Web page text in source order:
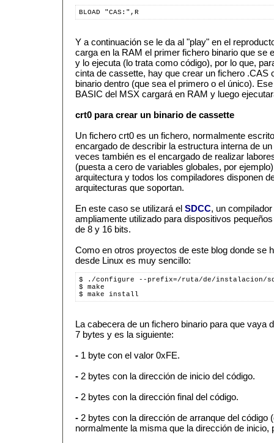
BLOAD "CAS:",R
Y a continuación se le da al "play" en el
carga en la RAM el primer fichero binario que se
y lo ejecuta (lo trata como código), por lo que,
cinta de cassette, hay que crear un fichero .CAS
binario dentro (que sea el primero o el único).
BASIC del MSX cargará en RAM y luego
crt0 para crear un binario de cassette
Un fichero crt0 es un fichero, normalmente
encargado de describir la estructura interna de
veces también es el encargado de realizar
(puesta a cero de variables globales, por
arquitectura y todos los compiladores disponen
arquitecturas que soportan.
En este caso se utilizará el SDCC, un
ampliamente utilizado para dispositivos
de 8 y 16 bits.
Como en otros proyectos de este blog donde se
desde Linux es muy sencillo:
$ ./configure --prefix=/ruta/de/instalacion/
$ make
$ make install
La cabecera de un fichero binario para que vaya
7 bytes y es la siguiente:
- 1 byte con el valor 0xFE.
- 2 bytes con la dirección de inicio del código.
- 2 bytes con la dirección final del código.
- 2 bytes con la dirección de arranque del código
normalmente la misma que la dirección de inicio,